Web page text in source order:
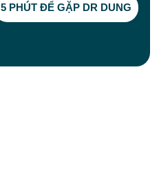
5 PHÚT ĐỂ GẶP DR DUNG